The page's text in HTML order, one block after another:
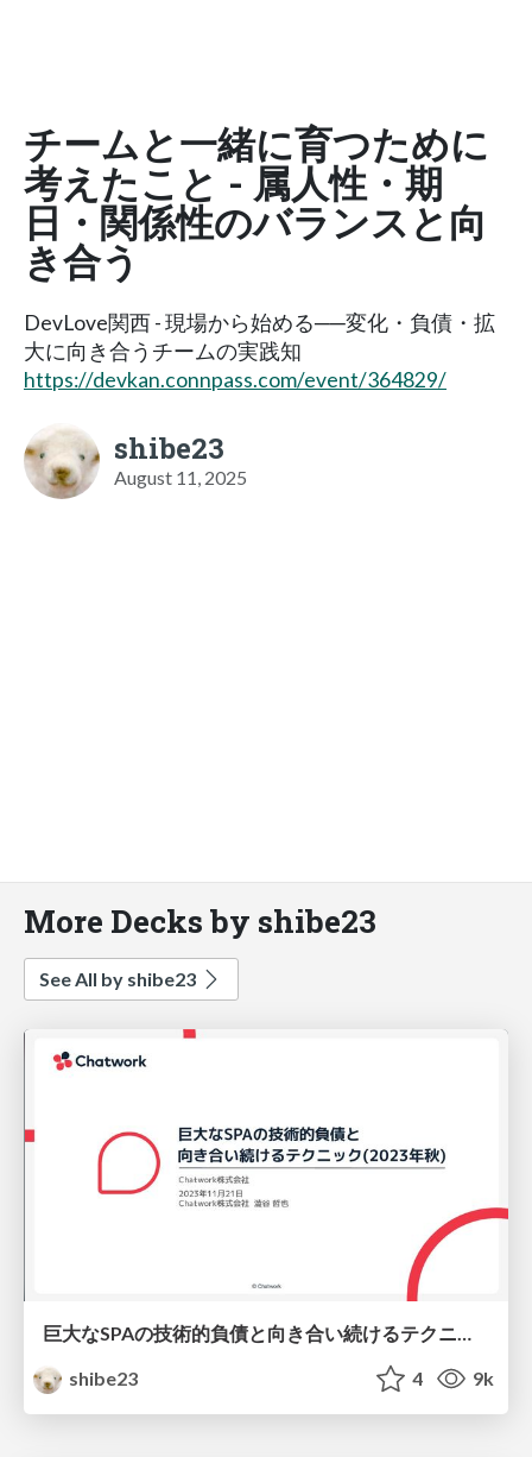
チームと一緒に育つために
考えたこと - 属人性・期
日・関係性のバランスと向
き合う
DevLove関西 - 現場から始める──変化・負債・拡
大に向き合うチームの実践知
https://devkan.connpass.com/event/364829/
shibe23
August 11, 2025
More Decks by shibe23
See All by shibe23
巨大なSPAの技術的負債と向き合い続けるテクニック(2023年秋)
shibe23
4 9k